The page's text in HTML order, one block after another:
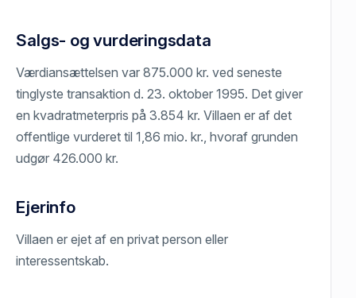
Salgs- og vurderingsdata
Værdiansættelsen var 875.000 kr. ved seneste
tinglyste transaktion d. 23. oktober 1995. Det giver
en kvadratmeterpris på 3.854 kr. Villaen er af det
offentlige vurderet til 1,86 mio. kr., hvoraf grunden
udgør 426.000 kr.
Ejerinfo
Villaen er ejet af en privat person eller
interessentskab.